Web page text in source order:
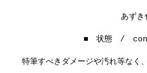
あずき
■ 状態 /
特筆すべきダメージや汚れ等なく